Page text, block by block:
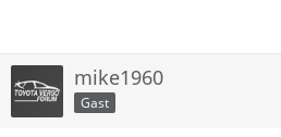
mike1960
Gast